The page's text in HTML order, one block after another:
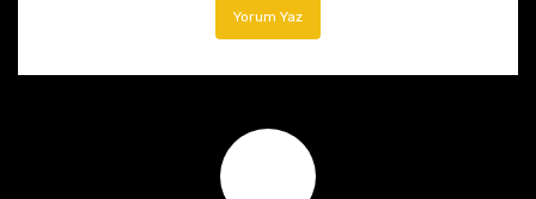
Yorum Yaz